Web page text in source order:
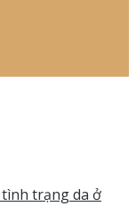
trạng da ở